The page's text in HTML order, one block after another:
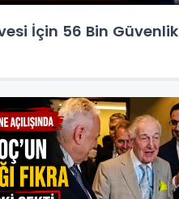
İçin 56 Bin Güvenlik